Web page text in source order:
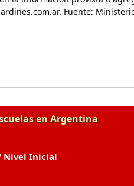
Fuente:
en Argentina
Nivel Inicial